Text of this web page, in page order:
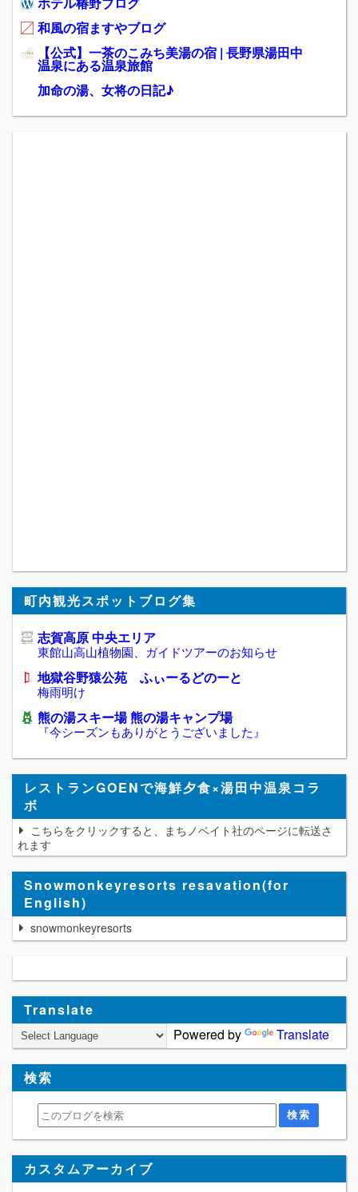
和風の宿ますやブログ
【公式】一茶のこみち美湯の宿 | 長野県湯田中
温泉にある温泉旅館
加命の湯、女将の日記♪
町内観光スポットブログ集
志賀高原 中央エリア
東館山高山植物園、ガイドツアーのお知らせ
地獄谷野猿公苑 ふぃーるどのーと
梅雨明け
熊の湯スキー場 熊の湯キャンプ場
『今シーズンもありがとうございました』
レストランGOENで海鮮夕食×湯田中温泉コラ
ボ
こちらをクリックすると、まちノベイト社のページに転送さ
れます
Snowmonkeyresorts resavation(for
English)
snowmonkeyresorts
Translate
Powered by
Translate
検索
カスタムアーカイブ